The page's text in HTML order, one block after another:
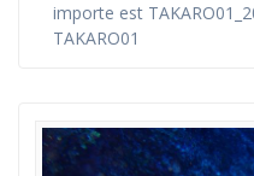
importe est
TAKARO01